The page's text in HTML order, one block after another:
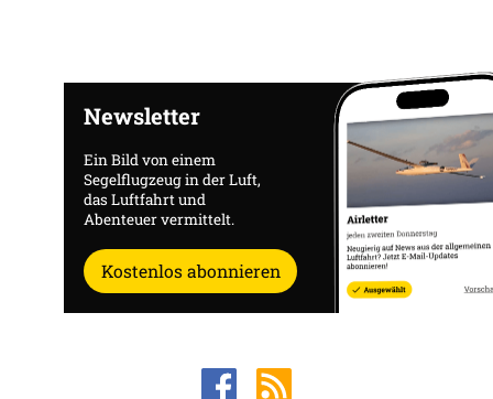
Newsletter
Ein Bild von einem
Segelflugzeug in der Luft,
das Luftfahrt und
Abenteuer vermittelt.
Kostenlos abonnieren